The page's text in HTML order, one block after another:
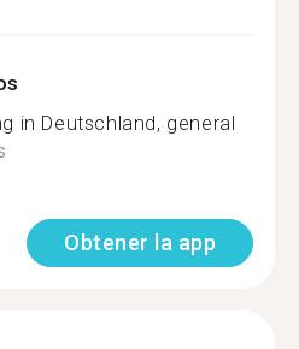
in Deutschland, general
Obtener la app